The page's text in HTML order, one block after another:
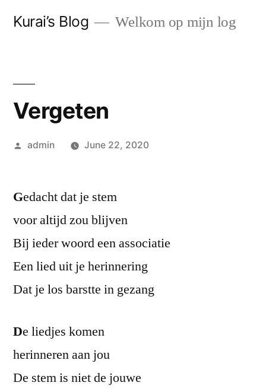
Kurai’s Blog Welkom op mijn log
Vergeten
Posted
admin June 22, 2020
Gedacht dat je stem
voor altijd zou blijven
Bij ieder woord een associatie
Een lied uit je herinnering
Dat je los barstte in gezang
De liedjes komen
herinneren aan jou
De stem is niet de jouwe